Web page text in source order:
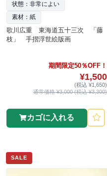
状態：非常によい
素材：紙
歌川広重 東海道五十三次 「藤
枝」 手摺浮世絵版画
期間限定50％OFF！
¥1,500
(税込 ¥1,650)
通常価格 ¥3,000 (税込 ¥3,300)
カゴに入れる
SALE